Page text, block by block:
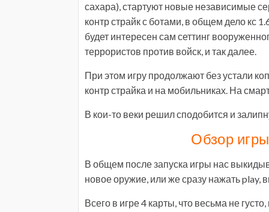
сахара), стартуют новые независимые
контр страйк с ботами, в общем дело кс
будет интересен сам сеттинг
террористов против войск, и так далее.
При этом игру продолжают без устали
контр страйка и на мобильниках. На
В кои-то веки решил сподобится и
Обзор
В общем после запуска игры нас
новое оружие, или же сразу нажать play,
Всего в игре 4 карты, что весьма не